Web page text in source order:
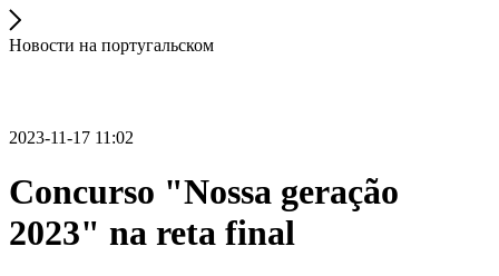
Новости на португальском
2023-11-17 11:02
Concurso "Nossa geração
2023" na reta final